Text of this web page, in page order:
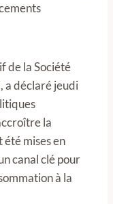
de la Société
a déclaré jeudi
la
mises en
canal clé pour
à la